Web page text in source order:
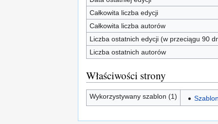
Całkowita liczba edycji
Całkowita liczba autorów
Liczba ostatnich edycji (w przeciągu 90
Liczba ostatnich autorów
Właściwości strony
Wykorzystywany szablon (1)